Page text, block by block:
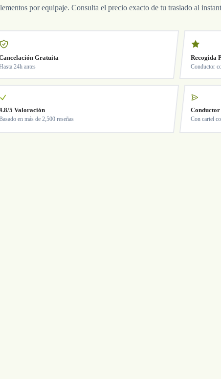
por equipaje. Consulta el precio exacto de tu traslado al
Gratuita
24h antes
Recogida
Conductor
5 Valoración
en más de 2,500 reseñas Con cartel